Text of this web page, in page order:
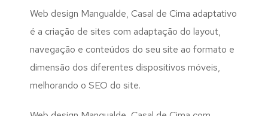
Web design Mangualde, Casal de Cima adaptativo
é a criação de sites com adaptação do layout,
navegação e conteúdos do seu site ao formato e
dimensão dos diferentes dispositivos móveis,
melhorando o SEO do site.